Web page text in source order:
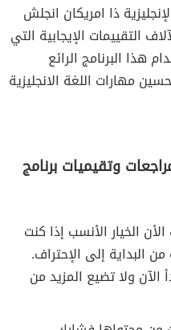
ذا امريكان انجلش
التقييمات الإيجابية التي
هذا البرنامج الرائع
مهارات اللغة الانجليزية
وتقيميات برنامج
الخيار الأنسب إذا كنت
البداية إلى الإحتراف.
الآن ولا تضيع المزيد من